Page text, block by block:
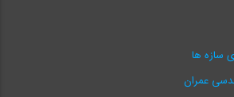
سازه ها
عمران